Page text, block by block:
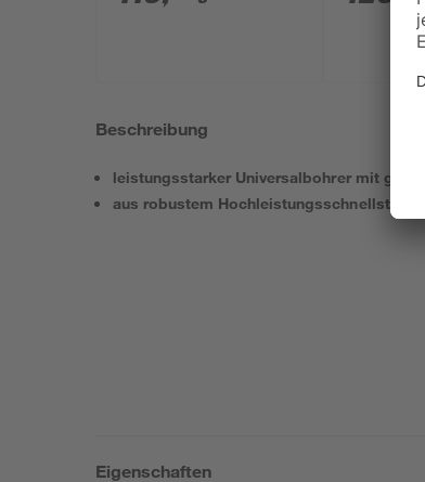
Akkus, Tasche und
Akku
Beschreibung
leistungsstarker Universalbohrer mit
aus robustem Hochleistungsschnellstahl
Eigenschaften